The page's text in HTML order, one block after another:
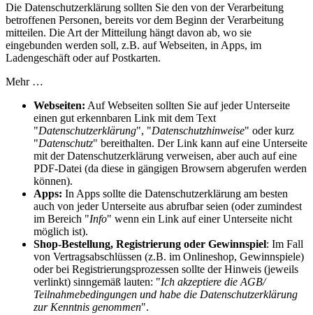
Die Datenschutzerklärung sollten Sie den von der Verarbeitung
betroffenen Personen, bereits vor dem Beginn der Verarbeitung
mitteilen. Die Art der Mitteilung hängt davon ab, wo sie
eingebunden werden soll, z.B. auf Webseiten, in Apps, im
Ladengeschäft oder auf Postkarten.
Mehr …
Webseiten: Auf Webseiten sollten Sie auf jeder Unterseite
einen gut erkennbaren Link mit dem Text
"Datenschutzerklärung", "Datenschutzhinweise" oder kurz
"Datenschutz" bereithalten. Der Link kann auf eine Unterseite
mit der Datenschutzerklärung verweisen, aber auch auf eine
PDF-Datei (da diese in gängigen Browsern abgerufen werden
können).
Apps: In Apps sollte die Datenschutzerklärung am besten
auch von jeder Unterseite aus abrufbar seien (oder zumindest
im Bereich "Info" wenn ein Link auf einer Unterseite nicht
möglich ist).
Shop-Bestellung, Registrierung oder Gewinnspiel: Im Fall
von Vertragsabschlüssen (z.B. im Onlineshop, Gewinnspiele)
oder bei Registrierungsprozessen sollte der Hinweis (jeweils
verlinkt) sinngemäß lauten: "Ich akzeptiere die AGB/
Teilnahmebedingungen und habe die Datenschutzerklärung
zur Kenntnis genommen".